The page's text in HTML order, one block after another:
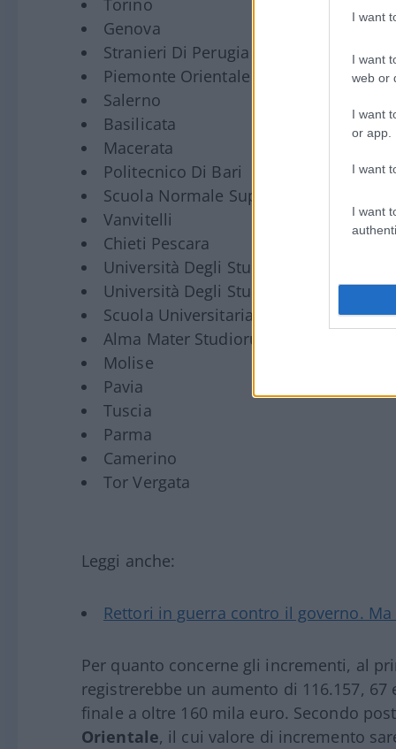
I want
I want
web or
I want
or app.
I want
I want
Torino
Genova
Stranieri Di Perugia
Piemonte Orientale
Salerno
Basilicata
Macerata
Politecnico Di Bari
Scuola Normale Superiore
Vanvitelli
Chieti Pescara
Università Degli Studi Di Napoli
Università Degli Studi Di Catanzaro
Scuola Universitaria Superiore
Alma Mater Studiorum Università Di
Molise
Pavia
Tuscia
Parma
Camerino
Tor Vergata
Leggi anche:
Rettori in guerra contro il governo.
Per quanto concerne gli incrementi, al
registrerebbe un aumento di 116.157,
finale a oltre 160 mila euro. Secondo
Orientale, il cui valore di incremento